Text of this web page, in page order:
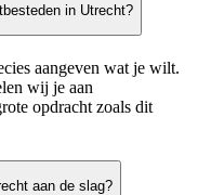
in Utrecht?
aangeven wat je wilt.
wij je aan
opdracht zoals dit
aan de slag?